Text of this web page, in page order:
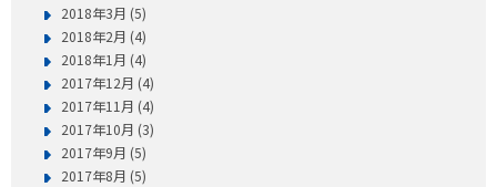
2018年3月 (5)
2018年2月 (4)
2018年1月 (4)
2017年12月 (4)
2017年11月 (4)
2017年10月 (3)
2017年9月 (5)
2017年8月 (5)